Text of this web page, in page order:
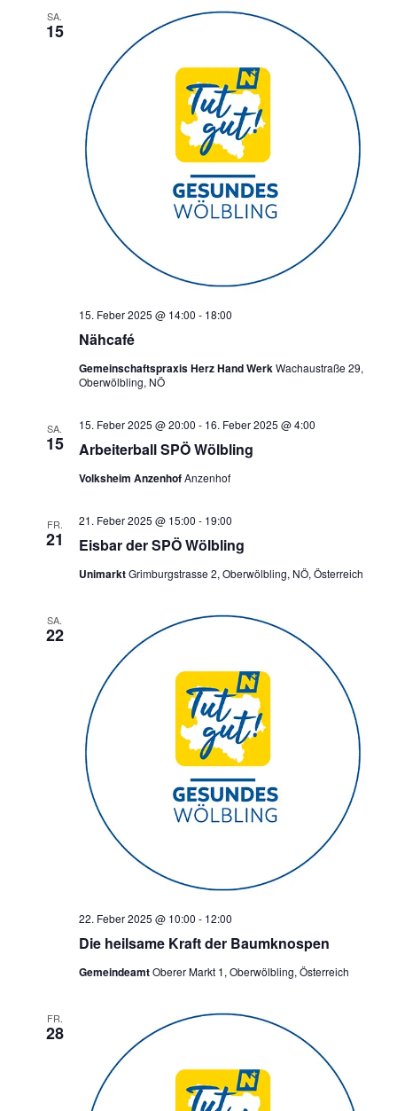
SA.
15
Nähcafé
15. Feber 2025 @ 14:00 - 18:00
Gemeinschaftspraxis Herz Hand WerkWachaustraße 29,
Oberwölbling, NÖ
SA.
15 Arbeiterball SPÖ Wölbling
15. Feber 2025 @ 20:00 - 16. Feber 2025 @ 4:00
Volksheim AnzenhofAnzenhof
FR.
21 Eisbar der SPÖ Wölbling
21. Feber 2025 @ 15:00 - 19:00
UnimarktGrimburgstrasse 2, Oberwölbling, NÖ, Österreich
SA.
22
Die heilsame Kraft der Baumknospen
22. Feber 2025 @ 10:00 - 12:00
GemeindeamtOberer Markt 1, Oberwölbling, Österreich
FR.
28